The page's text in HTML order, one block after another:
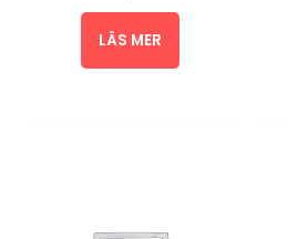
LÄS MER